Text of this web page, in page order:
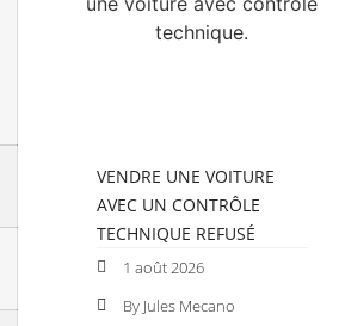
VENDRE UNE VOITURE
AVEC UN CONTRÔLE
TECHNIQUE REFUSÉ
1 août 2026
By Jules Mecano